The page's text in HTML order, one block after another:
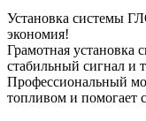
Установка системы
экономия!
Грамотная
стабильный сигнал и
Профессиональный
топливом и помогает